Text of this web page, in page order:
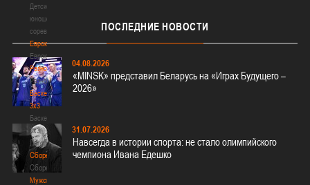
Детско-
юношеские
соревнования
Еврокубки
Еврокубки
Разное
Разное
Баскетбол
3х3
Баскетбол
3х3
Лого[modid=121]
Сборные
Сборные
Мужские
ПОСЛЕДНИЕ НОВОСТИ
04.08.2026
«MINSK» представил Беларусь на «Играх Будущего –
2026»
31.07.2026
Навсегда в истории спорта: не стало олимпийского
чемпиона Ивана Едешко